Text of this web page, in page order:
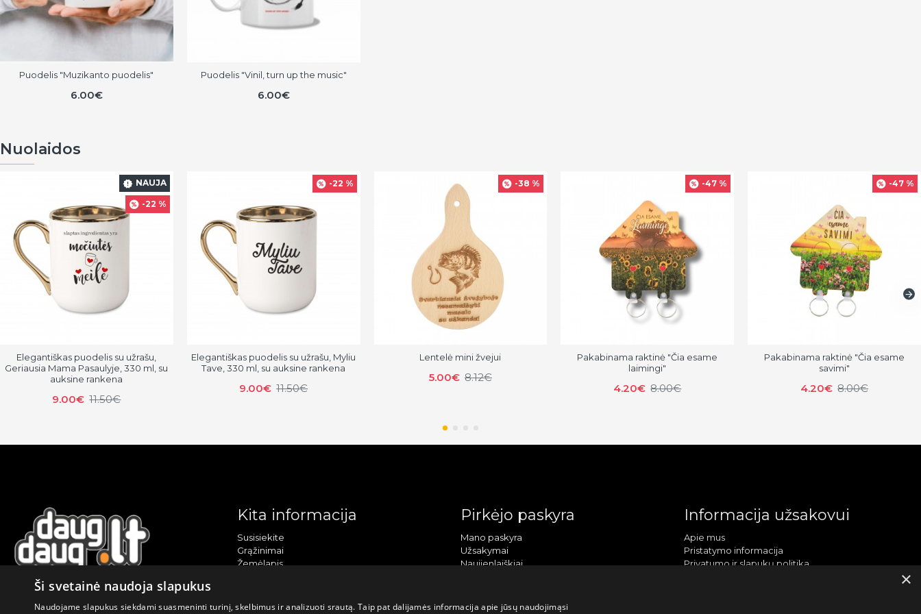
Puodelis "Muzikanto puodelis"
6.00€
Puodelis "Vinil, turn up the music"
6.00€
Nuolaidos
NAUJA
-22 %
Elegantiškas puodelis su užrašu,
Geriausia Mama Pasaulyje, 330 ml, su
auksine rankena
9.00€ 11.50€
-22 %
Elegantiškas puodelis su užrašu, Myliu
Tave, 330 ml, su auksine rankena
9.00€ 11.50€
-38 %
Lentelė mini žvejui
5.00€ 8.12€
-47 %
Pakabinama raktinė "Čia esame
laimingi"
4.20€ 8.00€
-47 %
Pakabinama raktinė "Čia esame
savimi"
4.20€ 8.00€
Sekite mus
Kita informacija
Susisiekite
Grąžinimai
Žemėlapis
Pirkėjo paskyra
Mano paskyra
Užsakymai
Naujienlaiškiai
Informacija užsakovui
Apie mus
Pristatymo informacija
Privatumo ir slapukų politika
×
Ši svetainė naudoja slapukus
Naudojame slapukus siekdami suasmeninti turinį, skelbimus ir analizuoti srautą. Taip pat dalijamės informacija apie jūsų naudojimąsi